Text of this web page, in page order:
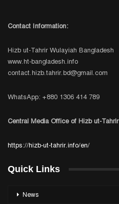
Contact Information:
Hizb ut-Tahrir Wulayiah Bangladesh
www.ht-bangladesh.info
contact.hizb.tahrir.bd@gmail.com
WhatsApp: +880 1306 414 789
Central Media Office of Hizb ut-Tahrir
https://hizb-ut-tahrir.info/en/
Quick Links
News